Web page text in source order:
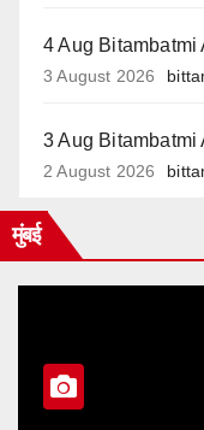
4 Aug Bitambatmi
3 August 2026
3 Aug Bitambatmi
2 August 2026
मुंबई